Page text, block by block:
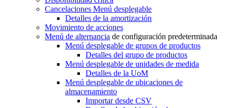
Cancelaciones Menú desplegable
Detalles de la amortización
Movimiento de acciones
Menú de alternancia de configuración predeterminada
Menú desplegable de grupos de productos
Detalles del grupo de productos
Menú desplegable de unidades de medida
Detalles de la UoM
Menú desplegable de ubicaciones de
almacenamiento
Importar desde CSV